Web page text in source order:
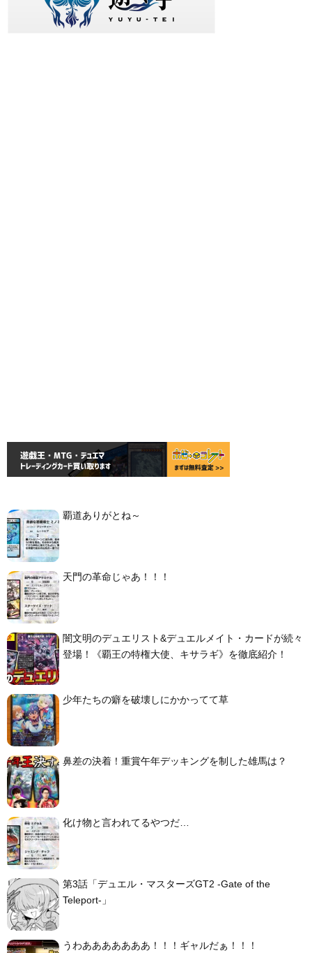
覇道ありがとね～
天門の革命じゃあ！！！
闇文明のデュエリスト&デュエルメイト・カードが続々
登場！《覇王の特権大使、キサラギ》を徹底紹介！
少年たちの癖を破壊しにかかってて草
鼻差の決着！重賞午年デッキングを制した雄馬は？
化け物と言われてるやつだ…
第3話「デュエル・マスターズGT2 -Gate of the
Teleport-」
うわあああああああ！！！ギャルだぁ！！！